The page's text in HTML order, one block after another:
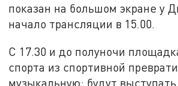
показан на большом экране у
начало трансляции в 15.00.
С 17.30 и до полуночи
спорта из спортивной
музыкальную: будут